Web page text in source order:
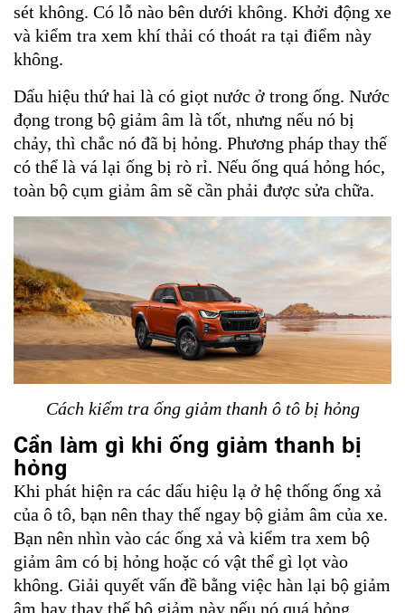
sét không. Có lỗ nào bên dưới không. Khởi động xe
và kiểm tra xem khí thải có thoát ra tại điểm này
không.
Dấu hiệu thứ hai là có giọt nước ở trong ống. Nước
đọng trong bộ giảm âm là tốt, nhưng nếu nó bị
chảy, thì chắc nó đã bị hỏng. Phương pháp thay thế
có thể là vá lại ống bị rò rỉ. Nếu ống quá hỏng hóc,
toàn bộ cụm giảm âm sẽ cần phải được sửa chữa.
Cách kiểm tra ống giảm thanh ô tô bị hỏng
Cần làm gì khi ống giảm thanh bị
hỏng
Khi phát hiện ra các dấu hiệu lạ ở hệ thống ống xả
của ô tô, bạn nên thay thế ngay bộ giảm âm của xe.
Bạn nên nhìn vào các ống xả và kiểm tra xem bộ
giảm âm có bị hỏng hoặc có vật thể gì lọt vào
không. Giải quyết vấn đề bằng việc hàn lại bộ giảm
âm hay thay thế bộ giảm này nếu nó quá hỏng.